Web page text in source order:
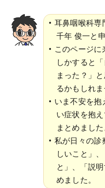
耳鼻咽喉科専
千年 俊一と
このページ
しかすると
まった？」
るかもしれま
いま不安を抱
い症状を抱
まとめました
私が日々の診
しいこと」
と」、「説
めました。